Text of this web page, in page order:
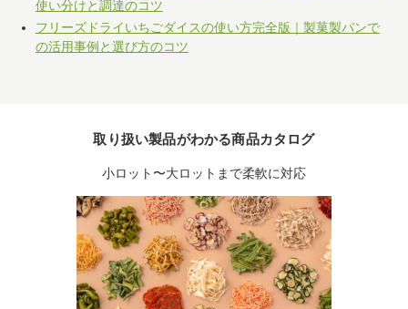
使い分けと調達のコツ
フリーズドライいちごダイスの使い方完全版｜製菓製パンで
の活用事例と選び方のコツ
取り扱い製品がわかる商品カタログ
小ロット〜大ロットまで柔軟に対応